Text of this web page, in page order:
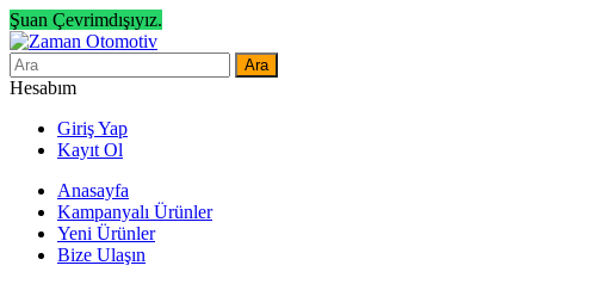
Şuan Çevrimdışıyız.
Ara
Hesabım
Giriş Yap
Kayıt Ol
Anasayfa
Kampanyalı Ürünler
Yeni Ürünler
Bize Ulaşın